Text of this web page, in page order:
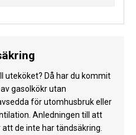
uteköket? Då har du kommit
gasolkökr utan
för utomhusbruk eller
Anledningen till att
de inte har tändsäkring.